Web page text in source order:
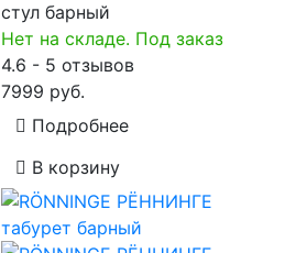
стул барный
Нет на складе. Под заказ
4.6 - 5 отзывов
7999 руб.
Подробнее
В корзину